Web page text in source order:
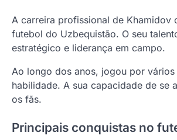
A carreira profissional de Khamidov
futebol do Uzbequistão. O seu
estratégico e liderança em campo.
Ao longo dos anos, jogou por
habilidade. A sua capacidade de se
os fãs.
Principais conquistas no